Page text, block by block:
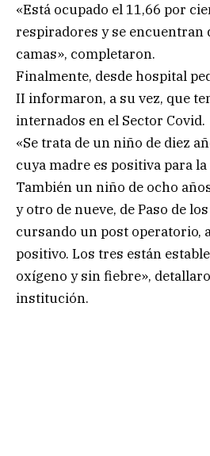
«Está ocupado el 11,66 por
respiradores y se encuentran
camas», completaron.
Finalmente, desde hospital
II informaron, a su vez, que
internados en el Sector Covid.
«Se trata de un niño de diez
cuya madre es positiva para
También un niño de ocho
y otro de nueve, de Paso de
cursando un post operatorio,
positivo. Los tres están
oxígeno y sin fiebre»,
institución.